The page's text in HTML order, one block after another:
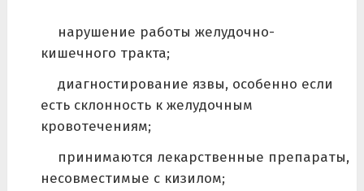
нарушение работы желудочно-
кишечного тракта;
диагностирование язвы, особенно если
есть склонность к желудочным
кровотечениям;
принимаются лекарственные препараты,
несовместимые с кизилом;